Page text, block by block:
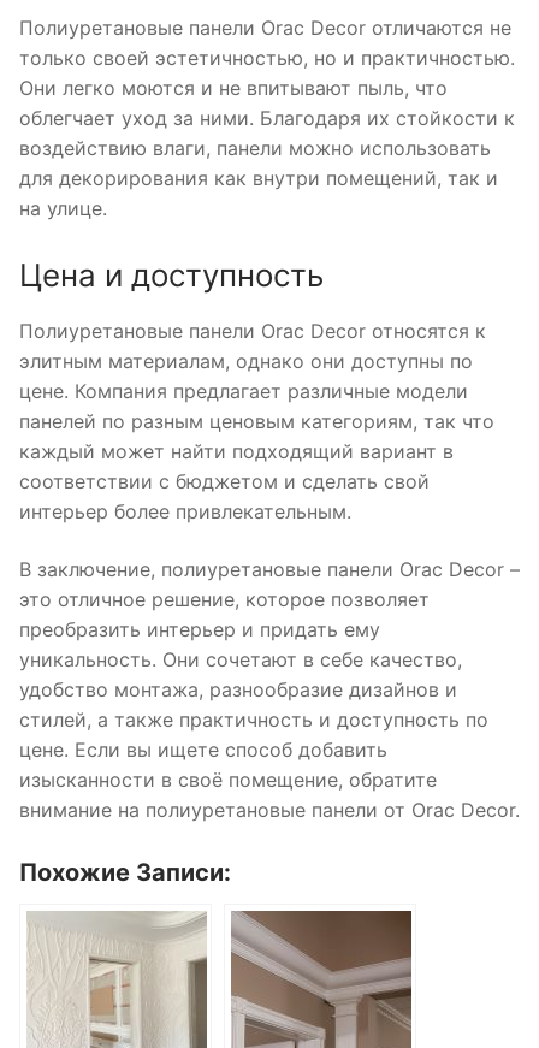
Полиуретановые панели Orac Decor отличаются не
только своей эстетичностью, но и практичностью.
Они легко моются и не впитывают пыль, что
облегчает уход за ними. Благодаря их стойкости к
воздействию влаги, панели можно использовать
для декорирования как внутри помещений, так и
на улице.
Цена и доступность
Полиуретановые панели Orac Decor относятся к
элитным материалам, однако они доступны по
цене. Компания предлагает различные модели
панелей по разным ценовым категориям, так что
каждый может найти подходящий вариант в
соответствии с бюджетом и сделать свой
интерьер более привлекательным.
В заключение, полиуретановые панели Orac Decor –
это отличное решение, которое позволяет
преобразить интерьер и придать ему
уникальность. Они сочетают в себе качество,
удобство монтажа, разнообразие дизайнов и
стилей, а также практичность и доступность по
цене. Если вы ищете способ добавить
изысканности в своё помещение, обратите
внимание на полиуретановые панели от Orac Decor.
Похожие Записи: